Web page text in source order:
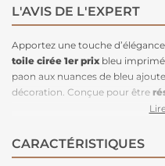
L'AVIS DE L'EXPERT
Apportez une touche
toile cirée 1er prixbleu imprimé
paon aux nuances de bleu
décoration. Conçue pour être
toile cirée protège
140 cm, elle s’adapte
sublimer votre intérieuravec
CARACTÉRISTIQUES